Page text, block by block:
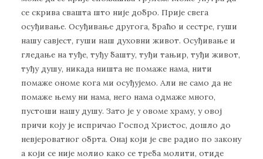
се скрива свашта што није добро. Прије свега
осуђивање. Осуђивање другога, браћо и сестре, гуши
нашу савјест, гуши наш духовни живот. Осуђивање и
гледање на туђе, туђу башту, туђи тањир, туђи живот,
туђу душу, никада ништа не помаже нама, нити
помаже ономе кога ми осуђујемо. Али не само да не
помаже њему ни нама, него нама одмаже много,
пустоши нашу душу. Зато је у овоме храму, у овој
причи коју је испричао Господ Христос, дошло до
невјероватног обрта. Онај који је све радио по закону
а који се није молио како се треба молити, отиде